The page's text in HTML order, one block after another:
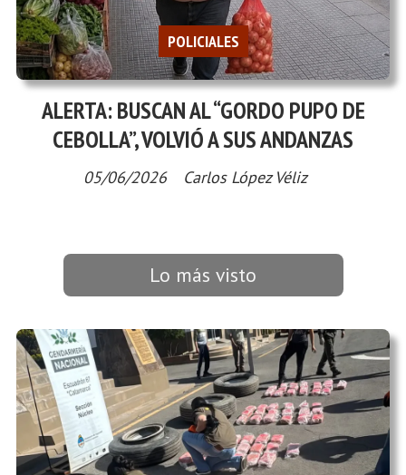
ALERTA: BUSCAN AL “GORDO PUPO DE
CEBOLLA”, VOLVIÓ A SUS ANDANZAS
Carlos López Véliz
POLICIALES
05/06/2026
Lo más visto